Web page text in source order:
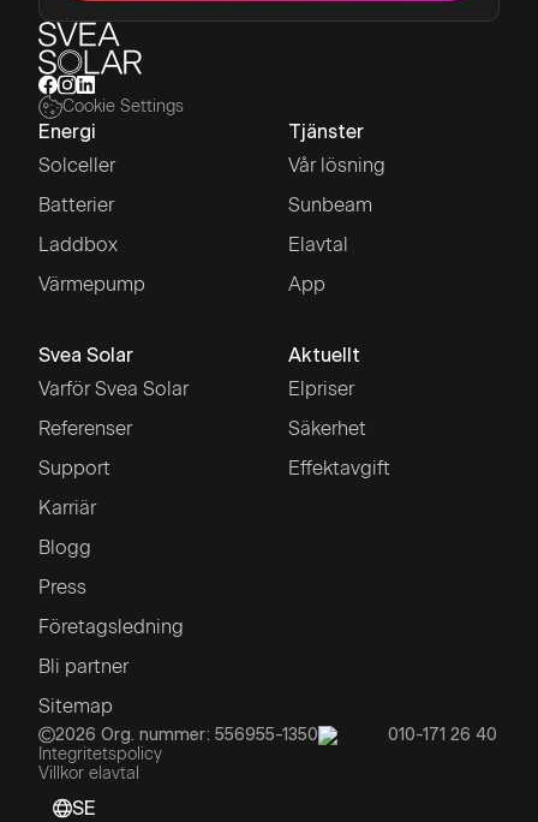
Cookie Settings
Energi
Solceller
Batterier
Laddbox
Värmepump
Tjänster
Vår lösning
Sunbeam
Elavtal
App
Svea Solar
Varför Svea Solar
Referenser
Support
Karriär
Blogg
Press
Företagsledning
Bli partner
Sitemap
Aktuellt
Elpriser
Säkerhet
Effektavgift
2026 Org. nummer: 556955-1350 010-171 26 40
Integritetspolicy
Villkor elavtal
SE